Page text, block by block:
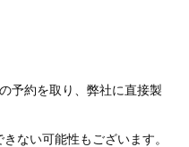
予約を取り、弊社に直接製
ない可能性もございます。